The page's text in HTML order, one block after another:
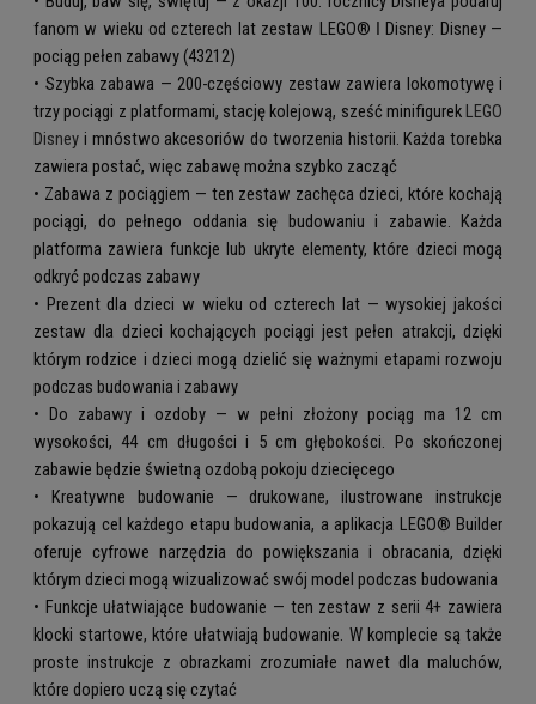
fanom w wieku od czterech lat zestaw LEGO® ǀ Disney: Disney —
pociąg pełen zabawy (43212)
• Szybka zabawa — 200-częściowy zestaw zawiera lokomotywę i
trzy pociągi z platformami, stację kolejową, sześć minifigurek LEGO
Disney i mnóstwo akcesoriów do tworzenia historii. Każda torebka
zawiera postać, więc zabawę można szybko zacząć
• Zabawa z pociągiem — ten zestaw zachęca dzieci, które kochają
pociągi, do pełnego oddania się budowaniu i zabawie. Każda
platforma zawiera funkcje lub ukryte elementy, które dzieci mogą
odkryć podczas zabawy
• Prezent dla dzieci w wieku od czterech lat — wysokiej jakości
zestaw dla dzieci kochających pociągi jest pełen atrakcji, dzięki
którym rodzice i dzieci mogą dzielić się ważnymi etapami rozwoju
podczas budowania i zabawy
• Do zabawy i ozdoby — w pełni złożony pociąg ma 12 cm
wysokości, 44 cm długości i 5 cm głębokości. Po skończonej
zabawie będzie świetną ozdobą pokoju dziecięcego
• Kreatywne budowanie — drukowane, ilustrowane instrukcje
pokazują cel każdego etapu budowania, a aplikacja LEGO® Builder
oferuje cyfrowe narzędzia do powiększania i obracania, dzięki
którym dzieci mogą wizualizować swój model podczas budowania
• Funkcje ułatwiające budowanie — ten zestaw z serii 4+ zawiera
klocki startowe, które ułatwiają budowanie. W komplecie są także
proste instrukcje z obrazkami zrozumiałe nawet dla maluchów,
które dopiero uczą się czytać